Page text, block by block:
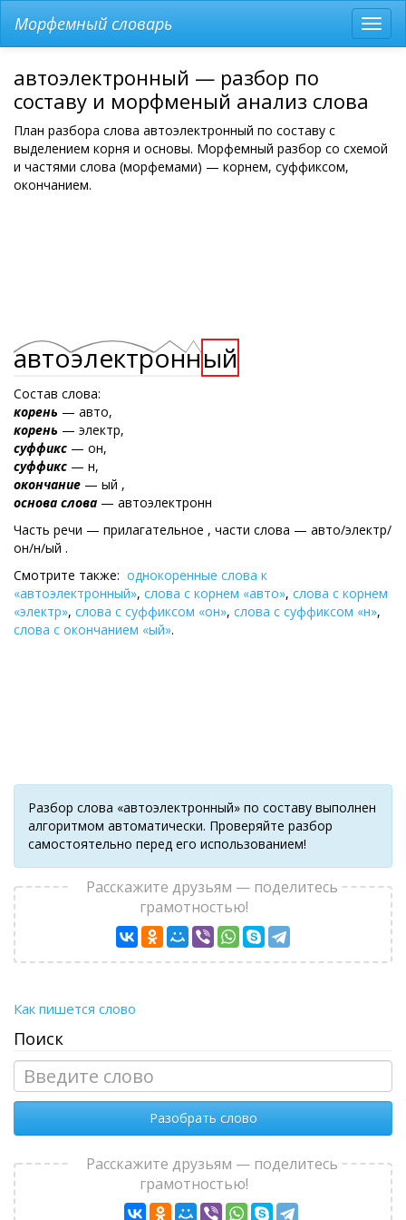
меню
Морфемный словарь
автоэлектронный — разбор по
составу и морфменый анализ слова
План разбора слова автоэлектронный по составу с
выделением корня и основы. Морфемный разбор со схемой
и частями слова (морфемами) — корнем, суффиксом,
окончанием.
автоэлектронный
Состав слова:
корень — авто,
корень — электр,
суффикс — он,
суффикс — н,
окончание — ый ,
основа слова — автоэлектронн
Часть речи — прилагательное , части слова — авто/электр/
он/н/ый .
Смотрите также: однокоренные слова к
«автоэлектронный», слова с корнем «авто», слова с корнем
«электр», слова с суффиксом «он», слова с суффиксом «н»,
слова с окончанием «ый».
Разбор слова «автоэлектронный» по составу выполнен
алгоритмом автоматически. Проверяйте разбор
самостоятельно перед его использованием!
Расскажите друзьям — поделитесь
грамотностью!
Как пишется слово
Поиск
Разобрать слово
Расскажите друзьям — поделитесь
грамотностью!